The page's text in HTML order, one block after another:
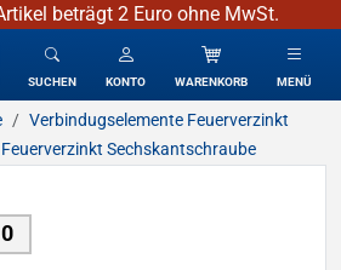
beträgt 2 Euro ohne MwSt.
SUCHEN KONTO WARENKORB MENÜ
Verbindugselemente Feuerverzinkt
Sechskantschraube